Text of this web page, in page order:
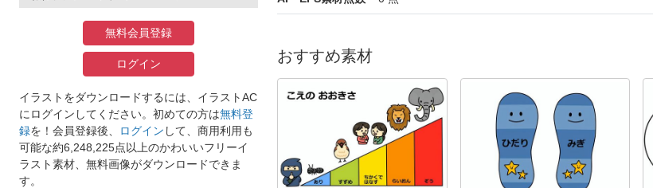
無料会員登録
ログイン
イラストをダウンロードするには、イラストAC
にログインしてください。初めての方は無料登
録を！会員登録後、 ログイン して、商用利用も
可能な約6,248,225点以上のかわいいフリーイ
ラスト素材、無料画像がダウンロードできま
す。
おすすめ素材